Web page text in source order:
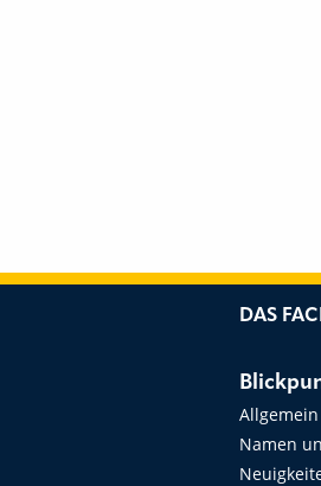
DAS
Namen